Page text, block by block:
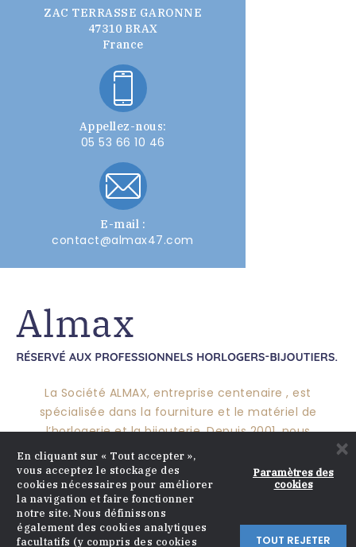
ZAC TERRASSE GARONNE
47310 BRAX
France
Appellez-nous:
05 53 66 10 46
E-mail :
contact@almax47.com
La Société ALMAX, entreprise centenaire , est
spécialisée dans la fourniture et le matériel de
l’horlogerie et la bijouterie. Depuis 2001, nous
pérennisons ce savoir-faire pour vous proposer un
large choix de produits et mettre nos compétences à
votre service.
×
En cliquant sur « Tout accepter »,
vous acceptez le stockage des
cookies nécessaires pour améliorer
la navigation et faire fonctionner
notre site. Nous définissons
également des cookies analytiques
facultatifs (y compris des cookies
Paramètres des
cookies
TOUT REJETER